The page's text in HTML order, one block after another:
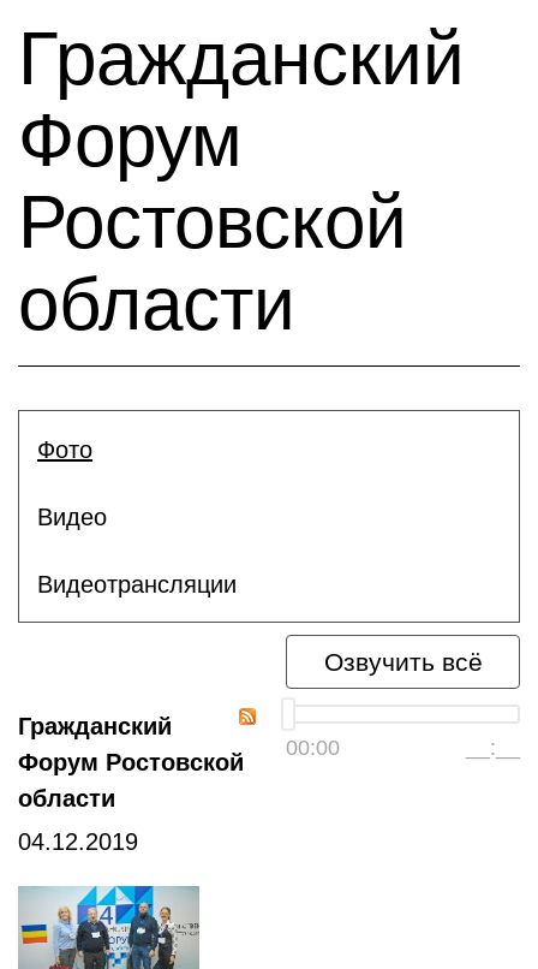
Гражданский
Форум
Ростовской
области
Фото
Видео
Видеотрансляции
Озвучить всё
00:00 __:__
Гражданский
Форум Ростовской
области
04.12.2019